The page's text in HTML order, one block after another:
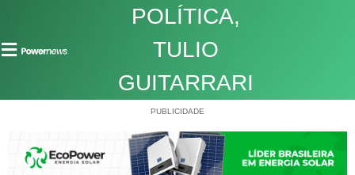
POLÍTICA,
TULIO
GUITARRARI
PUBLICIDADE